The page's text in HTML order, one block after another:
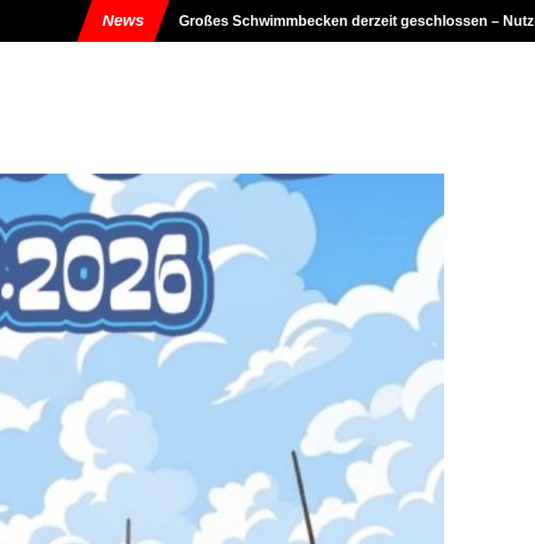
Großes Schwimmbecken derzeit geschlossen – Nutzung leider nicht